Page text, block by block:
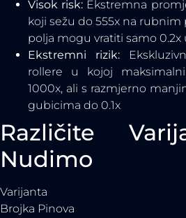
Visok risk: Ekstremna
koji sežu do 555x na rubnim
polja mogu vratiti samo 0.2x
Ekstremni rizik:
rollere u kojoj
1000x, ali s razmjerno
gubicima do 0.1x
Različite
Nudimo
Varijanta
Brojka Pinova